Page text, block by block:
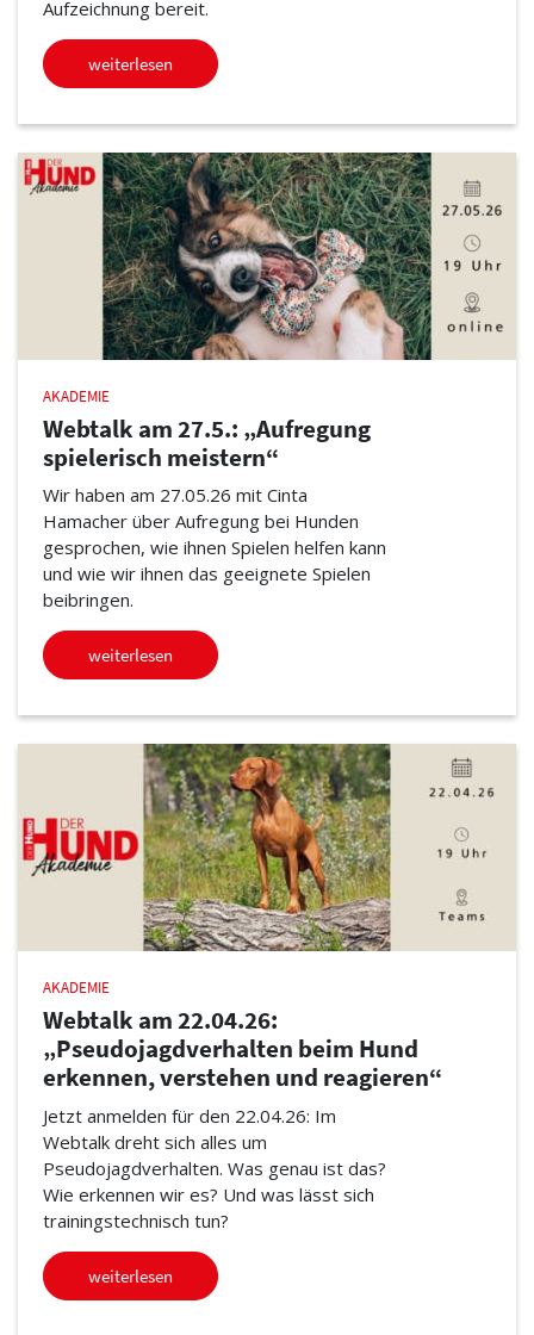
Aufzeichnung bereit.
weiterlesen
AKADEMIE
Webtalk am 27.5.: „Aufregung
spielerisch meistern“
Wir haben am 27.05.26 mit Cinta
Hamacher über Aufregung bei Hunden
gesprochen, wie ihnen Spielen helfen kann
und wie wir ihnen das geeignete Spielen
beibringen.
weiterlesen
AKADEMIE
Webtalk am 22.04.26:
„Pseudojagdverhalten beim Hund
erkennen, verstehen und reagieren“
Jetzt anmelden für den 22.04.26: Im
Webtalk dreht sich alles um
Pseudojagdverhalten. Was genau ist das?
Wie erkennen wir es? Und was lässt sich
trainingstechnisch tun?
weiterlesen